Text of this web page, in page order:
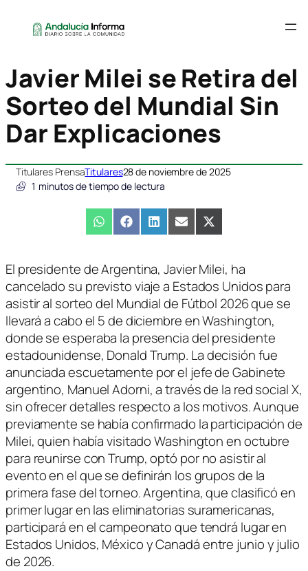
Javier Milei se Retira del
Sorteo del Mundial Sin
Dar Explicaciones
Titulares PrensaTitulares28 de noviembre de 2025
1 minutos de tiempo de lectura
Compartir
en
WhatsAppCompartir
en
FacebookCompartir
en
LinkedInCompartir
en
EmailCompartir
en
X
(Twitter)
El presidente de Argentina, Javier Milei, ha
cancelado su previsto viaje a Estados Unidos para
asistir al sorteo del Mundial de Fútbol 2026 que se
llevará a cabo el 5 de diciembre en Washington,
donde se esperaba la presencia del presidente
estadounidense, Donald Trump. La decisión fue
anunciada escuetamente por el jefe de Gabinete
argentino, Manuel Adorni, a través de la red social X,
sin ofrecer detalles respecto a los motivos. Aunque
previamente se había confirmado la participación de
Milei, quien había visitado Washington en octubre
para reunirse con Trump, optó por no asistir al
evento en el que se definirán los grupos de la
primera fase del torneo. Argentina, que clasificó en
primer lugar en las eliminatorias suramericanas,
participará en el campeonato que tendrá lugar en
Estados Unidos, México y Canadá entre junio y julio
de 2026.